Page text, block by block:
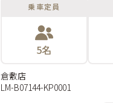
乗車定員
5名
倉敷店
LM-B07144-KP0001